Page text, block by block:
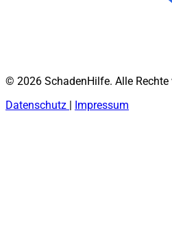
© 2026 SchadenHilfe. Alle Rechte
Datenschutz
Impressum